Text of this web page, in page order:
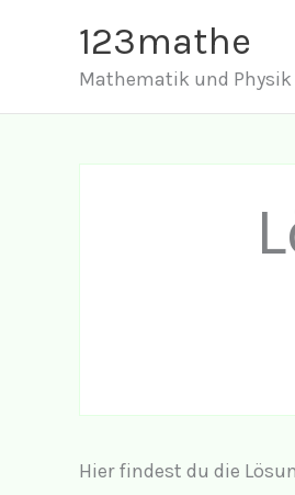
123mathe
Mathematik und Physik
Hier findest du die